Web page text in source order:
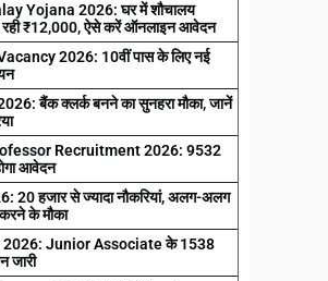
Yojana 2026: घर में शौचालय
रही ₹12,000, ऐसे करें ऑनलाइन आवेदन
2026: 10वीं पास के लिए नई
बैंक क्लर्क बनने का सुनहरा मौका, जानें
Recruitment 2026: 9532
आवेदन
20 हजार से ज्यादा नौकरियां, अलग-अलग
के मौका
2026: Junior Associate के 1538
जारी